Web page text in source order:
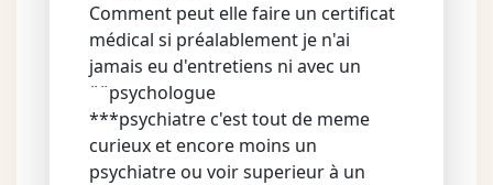
Comment peut elle faire un certificat
médical si préalablement je n'ai
jamais eu d'entretiens ni avec un
¨¨psychologue
***psychiatre c'est tout de meme
curieux et encore moins un
psychiatre ou voir superieur à un